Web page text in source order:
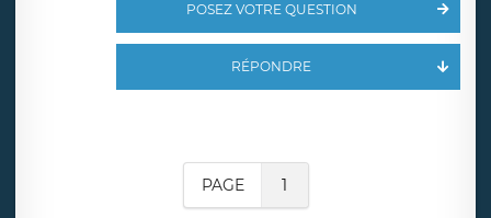
POSEZ VOTRE QUESTION
RÉPONDRE
PAGE 1